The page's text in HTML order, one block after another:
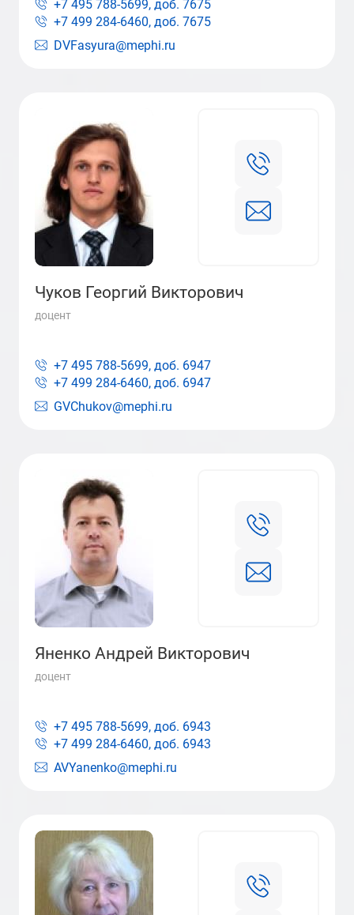
DVFasyura@mephi.ru
+7 495 788-5699, доб. 7675
+7 499 284-6460, доб. 7675
Чуков Георгий Викторович
доцент
GVChukov@mephi.ru
+7 495 788-5699, доб. 6947
+7 499 284-6460, доб. 6947
Яненко Андрей Викторович
доцент
AVYanenko@mephi.ru
+7 495 788-5699, доб. 6943
+7 499 284-6460, доб. 6943